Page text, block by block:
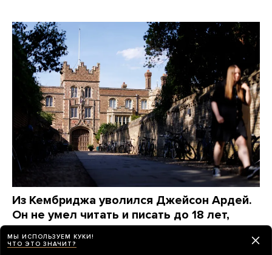
Из Кембриджа уволился Джейсон Ардей.
Он не умел читать и писать до 18 лет,
а в 37 стал самым молодым темнокожим
профессором в университете
МЫ ИСПОЛЬЗУЕМ КУКИ!
ЧТО ЭТО ЗНАЧИТ?